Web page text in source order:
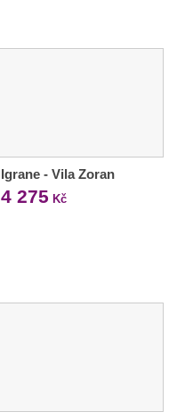
Igrane - Vila Zoran
4 275 Kč